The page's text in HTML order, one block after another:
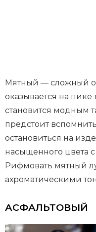
Мятный — сложный
оказывается на пике
становится модным
предстоит
остановиться на
насыщенного цвета
Рифмовать мятный
ахроматическими
АСФАЛЬТОВЫЙ